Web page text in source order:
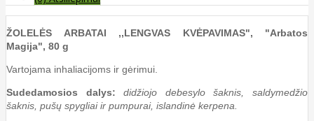
ŽOLELĖS ARBATAI ,,LENGVAS KVĖPAVIMAS", "Arbatos
Magija", 80 g
Vartojama inhaliacijoms ir gėrimui.
Sudedamosios dalys: didžiojo debesylo šaknis, saldymedžio
šaknis, pušų spygliai ir pumpurai, islandinė kerpena.